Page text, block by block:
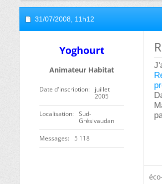
31/07/2008, 11h12
Yoghourt
Animateur Habitat
Date d'inscription
juillet
2005
Localisation
Sud-
Grésivaudan
Messages 5 118